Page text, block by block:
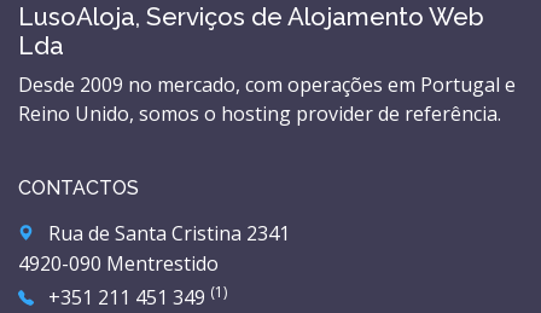
LusoAloja, Serviços de Alojamento Web
Lda
Desde 2009 no mercado, com operações em Portugal e
Reino Unido, somos o hosting provider de referência.
CONTACTOS
Rua de Santa Cristina 2341
4920-090 Mentrestido
+351 211 451 349 (1)